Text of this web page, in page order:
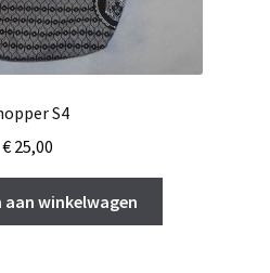
S4
€25,00
aan winkelwagen